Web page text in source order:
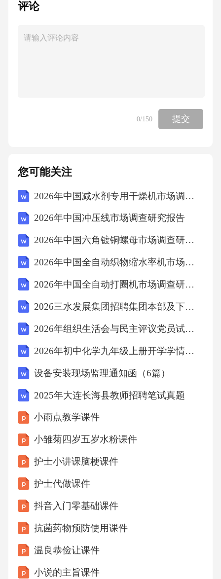
实时热点和趋势，将热门内容优先推荐给用
为分析抖音通过分析用户的点赞、评论和分享
音记录用户的搜索历史，根据搜索关键词提供
个性化视频推荐。用户搜索习惯分析用户上传
户在平台上的互动行为，如点赞、评论、分
享，来优化推荐算法，提高个性化推荐的准确
性。01用户行为分析在推荐系统中加入多样性
容，避免信息茧房效应。02内容多样性提升建
立实时反馈机制，根据用户的即时反应调整推
荐列表，以快速响应用户的兴趣变化。03实时
反馈机制推荐系统优化01针对新用户或新内
荐系统中的冷启动问题。02利用用户的负反馈
（如不感兴趣或举报内容）来训练推荐模型，
减少不相关或低质量内容的推荐。冷启动问题
解决负反馈学习商业化与变现途径PART05广告
合作模式抖音创作者通过视频内容自然地融入
品牌产品，实现品牌曝光和推广。品牌植入01
品牌赞助抖音挑战赛，鼓励用户创作相关内
容，提升品牌互动和认知度。挑战赛赞助02利
品，实现即时销售和转化。直播带货03直播带
货机制选择合适的直播平台是成功带货的关
键，如抖音、快手等，每个平台都有其独特的
用户群体和算法。直播平台的选择01创造吸引
人的直播内容和积极的观众互动，可以提高观
众的购买意愿，如限时折扣、互动游戏等。内
评论
0/150 提交
您可能关注
2026年中国减水剂专用干燥机市场调查研究报告
2026年中国冲压线市场调查研究报告
2026年中国六角镀铜螺母市场调查研究报告
2026年中国全自动织物缩水率机市场调查研究报告
2026年中国全自动打圈机市场调查研究报告
2026三水发展集团招聘集团本部及下属企业高级管理人员等人员拟录用人员（第二批）笔试历年参考题库附带答案详解
2026年组织生活会与民主评议党员试题（含答案）
2026年初中化学九年级上册开学学情检测试卷冲刺押题
设备安装现场监理通知函（6篇）
2025年大连长海县教师招聘笔试真题
小雨点教学课件
小雏菊四岁五岁水粉课件
护士小讲课脑梗课件
护士代做课件
抖音入门零基础课件
抗菌药物预防使用课件
温良恭俭让课件
小说的主旨课件